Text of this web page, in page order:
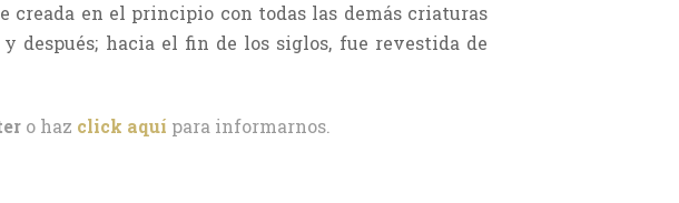
creada en el principio con todas las demás criaturas
después; hacia el fin de los siglos, fue revestida de
o haz click aquí para informarnos.